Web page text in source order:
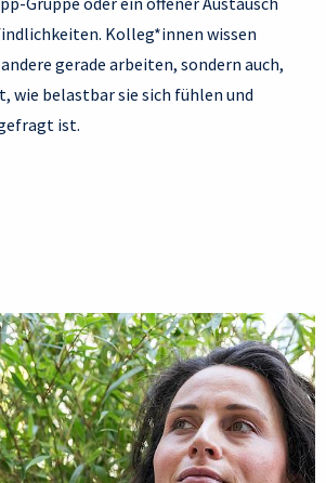
Kolleg*innen wissen
gerade arbeiten, sondern auch,
wie belastbar sie sich fühlen und
ist.